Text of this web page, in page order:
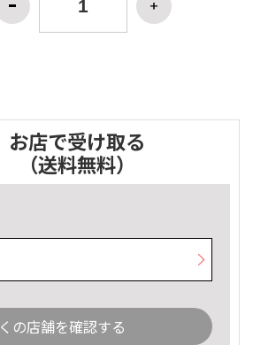
お店で受け取る
（送料無料）
の店舗を確認する